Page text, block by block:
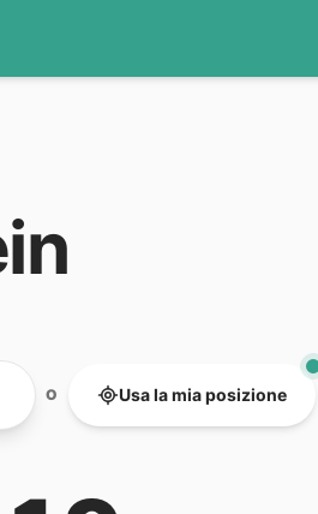
O Usa la mia posizione